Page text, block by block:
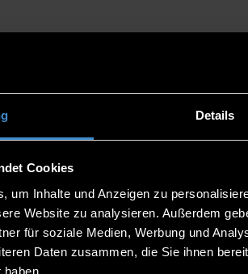
Details
Cookies
um Inhalte und Anzeigen zu
Website zu analysieren. Außerdem
für soziale Medien, Werbung und
Daten zusammen, die Sie ihnen
IN
parents, and teachers?
topics—especially computer
to you on our website,mint-